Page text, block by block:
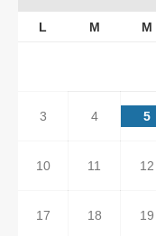
L M M
3 4 5
10 11 12
17 18 19